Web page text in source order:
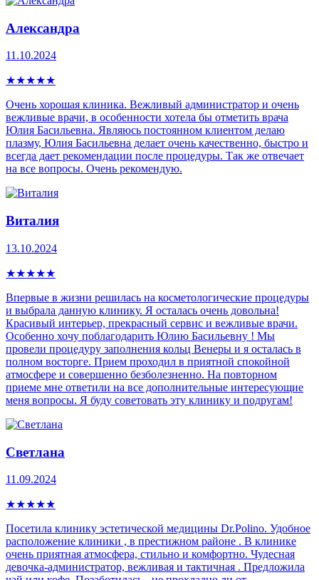
Александра
11.10.2024
★★★★★
Очень хорошая клиника. Вежливый администратор и очень
вежливые врачи, в особенности хотела бы отметить врача
Юлия Басильевна. Являюсь постоянном клиентом делаю
плазму, Юлия Басильевна делает очень качественно, быстро и
всегда дает рекомендации после процедуры. Так же отвечает
на все вопросы. Очень рекомендую.
Виталия
13.10.2024
★★★★★
Впервые в жизни решилась на косметологические процедуры
и выбрала данную клинику. Я осталась очень довольна!
Красивый интерьер, прекрасный сервис и вежливые врачи.
Особенно хочу поблагодарить Юлию Басильевну ! Мы
провели процедуру заполнения кольц Венеры и я осталась в
полном восторге. Прием проходил в приятной спокойной
атмосфере и совершенно безболезненно. На повторном
приеме мне ответили на все дополнительные интересующие
меня вопросы. Я буду советовать эту клинику и подругам!
Светлана
11.09.2024
★★★★★
Посетила клинику эстетической медицины Dr.Polino. Удобное
расположение клиники , в престижном районе . В клинике
очень приятная атмосфера, стильно и комфортно. Чудесная
девочка-администратор, вежливая и тактичная . Предложила